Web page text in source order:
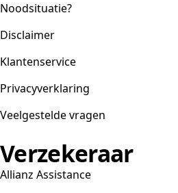
Noodsituatie?
Disclaimer
Klantenservice
Privacyverklaring
Veelgestelde vragen
Verzekeraar
Allianz Assistance